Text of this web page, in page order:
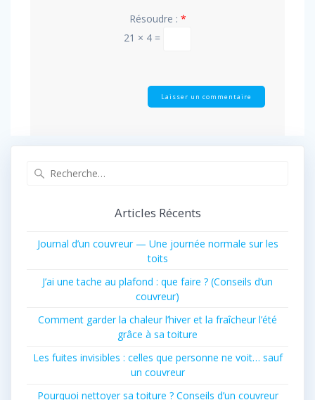
Résoudre : *
21 × 4 =
Articles Récents
Journal d’un couvreur — Une journée normale sur les
toits
J’ai une tache au plafond : que faire ? (Conseils d’un
couvreur)
Comment garder la chaleur l’hiver et la fraîcheur l’été
grâce à sa toiture
Les fuites invisibles : celles que personne ne voit… sauf
un couvreur
Pourquoi nettoyer sa toiture ? Conseils d’un couvreur